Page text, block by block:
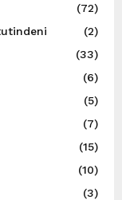
(72)
(2)
(33)
(6)
(5)
(7)
(15)
(10)
(3)